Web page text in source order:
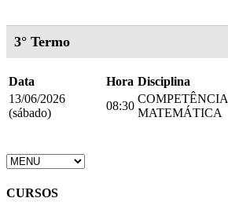
3° Termo
Data Hora Disciplina
13/06/2026
(sábado)
08:30
COMPETÊNCIA
MATEMÁTICA
CURSOS